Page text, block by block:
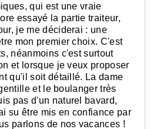
qui est une vraie
essayé la partie traiteur,
je me déciderai : une
mon premier choix. C'est
néanmoins c'est surtout
et lorsque je veux proposer
qu'il soit détaillé. La dame
et le boulanger très
pas d'un naturel bavard,
su être mis en confiance par
parlons de nos vacances !